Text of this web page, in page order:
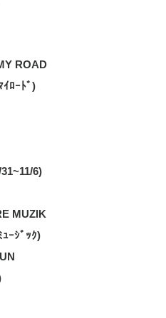
ROAD
ﾄﾞ)
6)
MUZIK
ｯｸ)